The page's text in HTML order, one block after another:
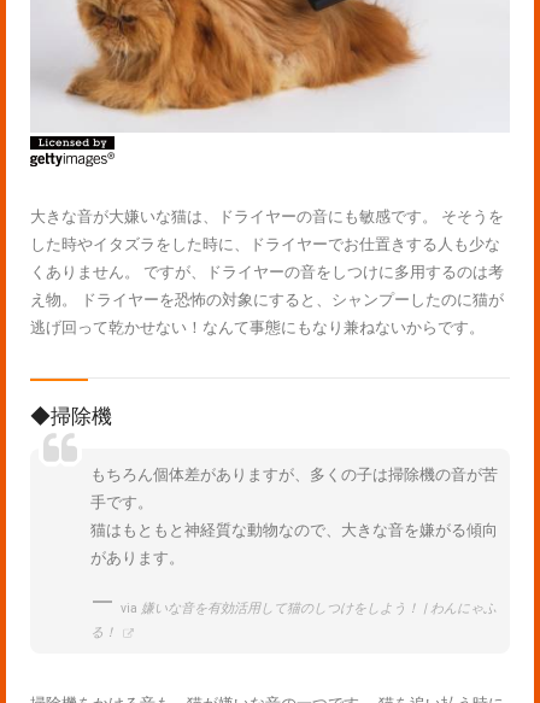
大きな音が大嫌いな猫は、ドライヤーの音にも敏感です。 そそうを
した時やイタズラをした時に、ドライヤーでお仕置きする人も少な
くありません。 ですが、ドライヤーの音をしつけに多用するのは考
え物。 ドライヤーを恐怖の対象にすると、シャンプーしたのに猫が
逃げ回って乾かせない！なんて事態にもなり兼ねないからです。
◆掃除機
もちろん個体差がありますが、多くの子は掃除機の音が苦
手です。
猫はもともと神経質な動物なので、大きな音を嫌がる傾向
があります。
via 嫌いな音を有効活用して猫のしつけをしよう！ | わんにゃふ
る！